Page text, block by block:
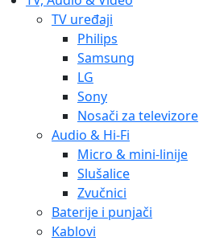
TV uređaji
Philips
Samsung
LG
Sony
Nosači za televizore
Audio & Hi-Fi
Micro & mini-linije
Slušalice
Zvučnici
Baterije i punjači
Kablovi